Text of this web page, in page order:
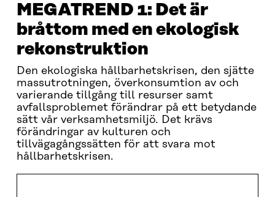
MEGATREND 1: Det är
bråttom med en ekologisk
rekonstruktion
Den ekologiska hållbarhetskrisen, den sjätte
massutrotningen, överkonsumtion av och
varierande tillgång till resurser samt
avfallsproblemet förändrar på ett betydande
sätt vår verksamhetsmiljö. Det krävs
förändringar av kulturen och
tillvägagångssätten för att svara mot
hållbarhetskrisen.